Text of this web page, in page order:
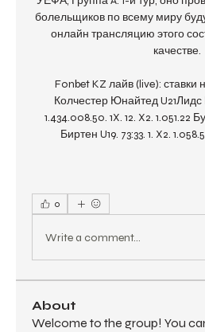
0
Write a comment...
About
Welcome to the group! You